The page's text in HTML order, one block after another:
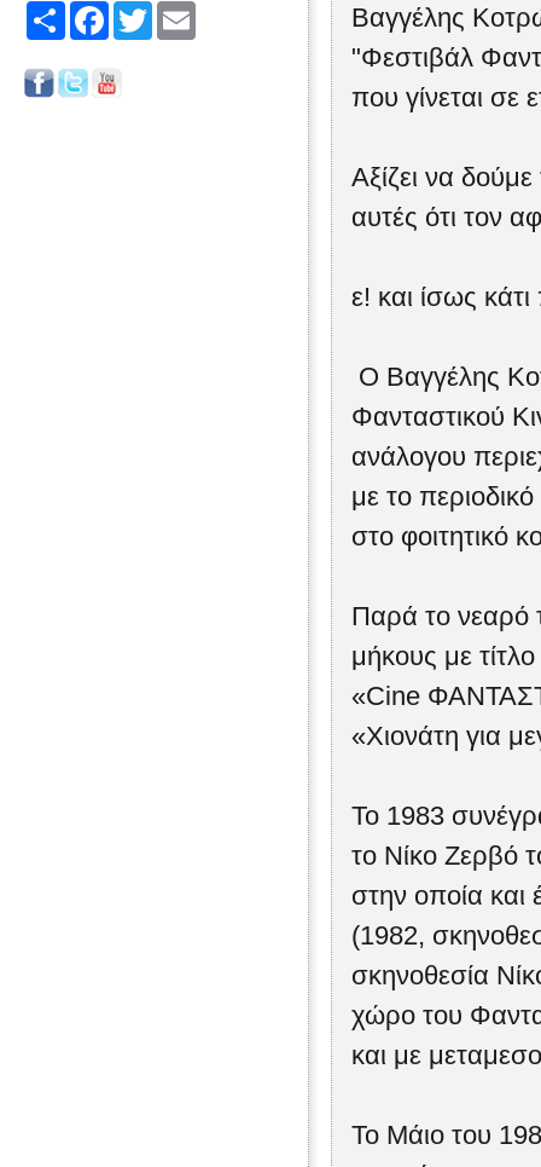
Share FacebookTwitter
Βαγγέλης
"Φεστιβάλ
που γίνεται
Αξίζει να
αυτές ότι τον
ε! και ίσως
Ο Βαγγέλης
Φανταστικού
ανάλογου
με το
στο φοιτητικό
Παρά το νεαρό
μήκους με
«Cine
«Χιονάτη για
Το 1983
το Νίκο Ζερβό
στην οποία και
(1982,
σκηνοθεσία
χώρο του
και με
Το Μάιο του